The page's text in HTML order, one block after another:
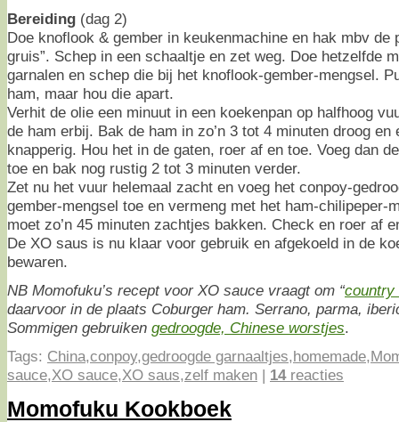
Bereiding (dag 2)
Doe knoflook & gember in keukenmachine en hak mbv de
gruis”. Schep in een schaaltje en zet weg. Doe hetzelfde
garnalen en schep die bij het knoflook-gember-mengsel.
ham, maar hou die apart.
Verhit de olie een minuut in een koekenpan op halfhoog
de ham erbij. Bak de ham in zo’n 3 tot 4 minuten droog en
knapperig. Hou het in de gaten, roer af en toe. Voeg dan
toe en bak nog rustig 2 tot 3 minuten verder.
Zet nu het vuur helemaal zacht en voeg het conpoy-
gember-mengsel toe en vermeng met het ham-chilipeper-
moet zo’n 45 minuten zachtjes bakken. Check en roer af
De XO saus is nu klaar voor gebruik en afgekoeld in de
bewaren.
NB Momofuku’s recept voor XO sauce vraagt om “country
daarvoor in de plaats Coburger ham. Serrano, parma,
Sommigen gebruiken gedroogde, Chinese worstjes.
Tags: China,conpoy,gedroogde garnaaltjes,homemade,
sauce,XO sauce,XO saus,zelf maken | 14reacties
Momofuku Kookboek